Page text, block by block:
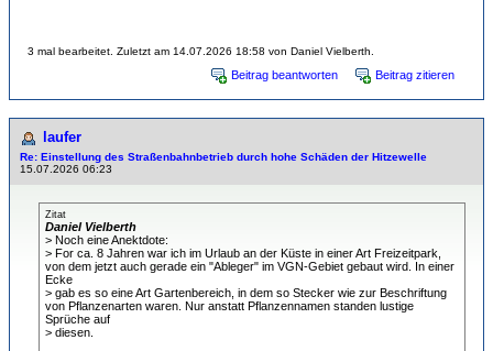
3 mal bearbeitet. Zuletzt am 14.07.2026 18:58 von Daniel Vielberth.
Beitrag beantworten Beitrag zitieren
laufer
Re: Einstellung des Straßenbahnbetrieb durch hohe Schäden der Hitzewelle
15.07.2026 06:23
Zitat
Daniel Vielberth
> Noch eine Anektdote:
> For ca. 8 Jahren war ich im Urlaub an der Küste in einer Art Freizeitpark,
von dem jetzt auch gerade ein "Ableger" im VGN-Gebiet gebaut wird. In einer
Ecke
> gab es so eine Art Gartenbereich, in dem so Stecker wie zur Beschriftung
von Pflanzenarten waren. Nur anstatt Pflanzennamen standen lustige
Sprüche auf
> diesen.